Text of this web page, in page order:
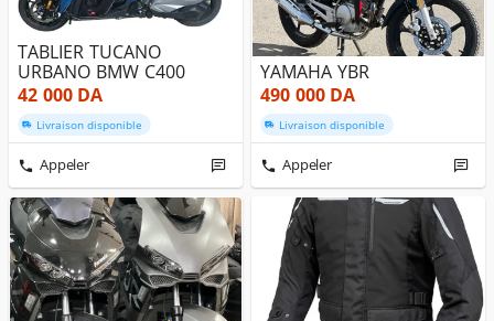
TABLIER TUCANO
URBANO BMW C400
42 000DA
Livraison disponible
Appeler
YAMAHA YBR
490 000DA
Livraison disponible
Appeler